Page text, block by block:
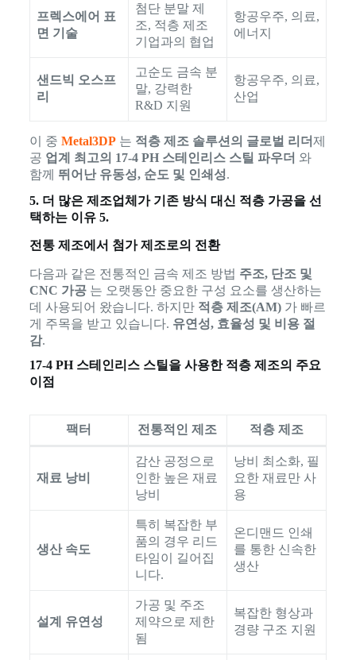
프렉스에어 표
면 기술
첨단 분말 제
조, 적층 제조
기업과의 협업
항공우주, 의료,
에너지
샌드빅 오스프
리
고순도 금속 분
말, 강력한
R&D 지원
항공우주, 의료,
산업
이 중 Metal3DP는 적층 제조 솔루션의 글로벌 리더제
공 업계 최고의 17-4 PH 스테인리스 스틸 파우더 와
함께 뛰어난 유동성, 순도 및 인쇄성.
5. 더 많은 제조업체가 기존 방식 대신 적층 가공을 선
택하는 이유 5.
전통 제조에서 첨가 제조로의 전환
다음과 같은 전통적인 금속 제조 방법 주조, 단조 및
CNC 가공는 오랫동안 중요한 구성 요소를 생산하는
데 사용되어 왔습니다. 하지만 적층 제조(AM)가 빠르
게 주목을 받고 있습니다. 유연성, 효율성 및 비용 절
감.
17-4 PH 스테인리스 스틸을 사용한 적층 제조의 주요
이점
팩터 전통적인 제조 적층 제조
재료 낭비
감산 공정으로
인한 높은 재료
낭비
낭비 최소화, 필
요한 재료만 사
용
생산 속도
특히 복잡한 부
품의 경우 리드
타임이 길어집
니다.
온디맨드 인쇄
를 통한 신속한
생산
설계 유연성
가공 및 주조
제약으로 제한
됨
복잡한 형상과
경량 구조 지원